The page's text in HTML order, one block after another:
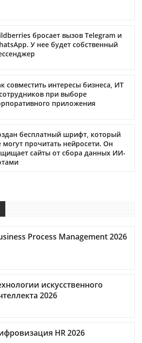
бросает вызов Telegram и
У нее будет собственный
совместить интересы бизнеса, ИТ
при выборе
приложения
бесплатный шрифт, который
могут прочитать нейросети. Он
сайты от сбора данных ИИ-
Process Management 2026
искусственного
2026
HR 2026